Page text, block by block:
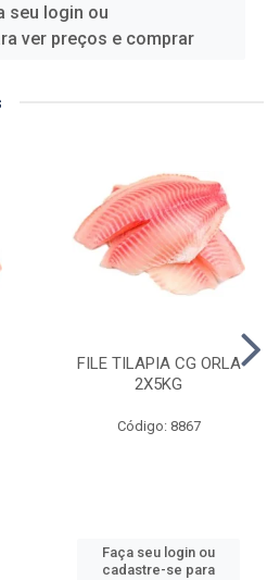
seu login ou
ver preços e comprar
FILE TILAPIA CG ORLA
2X5KG
Código: 8867
Faça seu login ou
cadastre-se para